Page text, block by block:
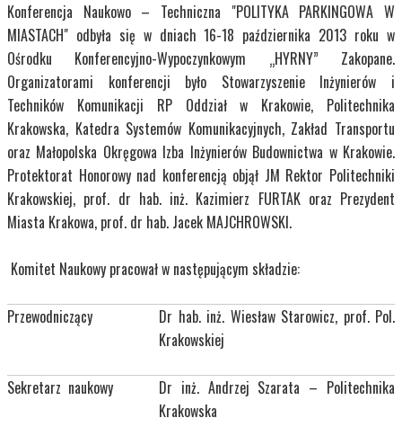
Konferencja Naukowo – Techniczna "POLITYKA PARKINGOWA W
MIASTACH" odbyła się w dniach 16-18 października 2013 roku w
Ośrodku Konferencyjno-Wypoczynkowym „HYRNY” Zakopane.
Organizatorami konferencji było Stowarzyszenie Inżynierów i
Techników Komunikacji RP Oddział w Krakowie, Politechnika
Krakowska, Katedra Systemów Komunikacyjnych, Zakład Transportu
oraz Małopolska Okręgowa Izba Inżynierów Budownictwa w Krakowie.
Protektorat Honorowy nad konferencją objął JM Rektor Politechniki
Krakowskiej, prof. dr hab. inż. Kazimierz FURTAK oraz Prezydent
Miasta Krakowa, prof. dr hab. Jacek MAJCHROWSKI.
Komitet Naukowy pracował w następującym składzie:
Przewodniczący
Dr hab. inż. Wiesław Starowicz, prof. Pol.
Krakowskiej
Sekretarz naukowy
Dr inż. Andrzej Szarata – Politechnika
Krakowska